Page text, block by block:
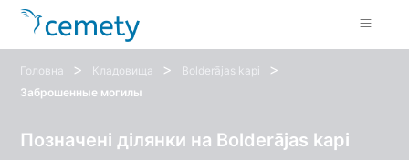
Головна > Кладовища > Bolderājas kapi >
Заброшенные могилы
Позначені ділянки на Bolderājas kapi